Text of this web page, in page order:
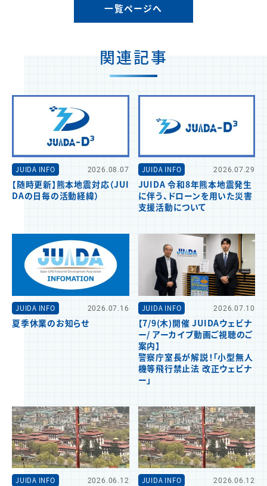
一覧ページへ
関連記事
JUIDA INFO 2026.08.07
【随時更新】熊本地震対応（JUI
DAの日毎の活動経緯）
JUIDA INFO 2026.07.29
JUIDA 令和8年熊本地震発生
に伴う、ドローンを用いた災害
支援活動について
JUIDA INFO 2026.07.16
夏季休業のお知らせ
JUIDA INFO 2026.07.10
【7/9(木)開催 JUIDAウェビナ
ー/ アーカイブ動画ご視聴のご
案内】
警察庁室長が解説！「小型無人
機等飛行禁止法 改正ウェビナ
ー」
JUIDA INFO 2026.06.12 JUIDA INFO 2026.06.12